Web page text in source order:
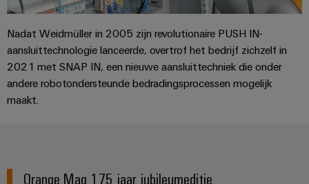
Nadat Weidmüller in 2005 zijn revolutionaire PUSH IN-
aansluittechnologie lanceerde, overtrof het bedrijf zichzelf in
2021 met SNAP IN, een nieuwe aansluittechniek die onder
andere robotondersteunde bedradingsprocessen mogelijk
maakt.
Orange Mag 175 jaar jubileumeditie